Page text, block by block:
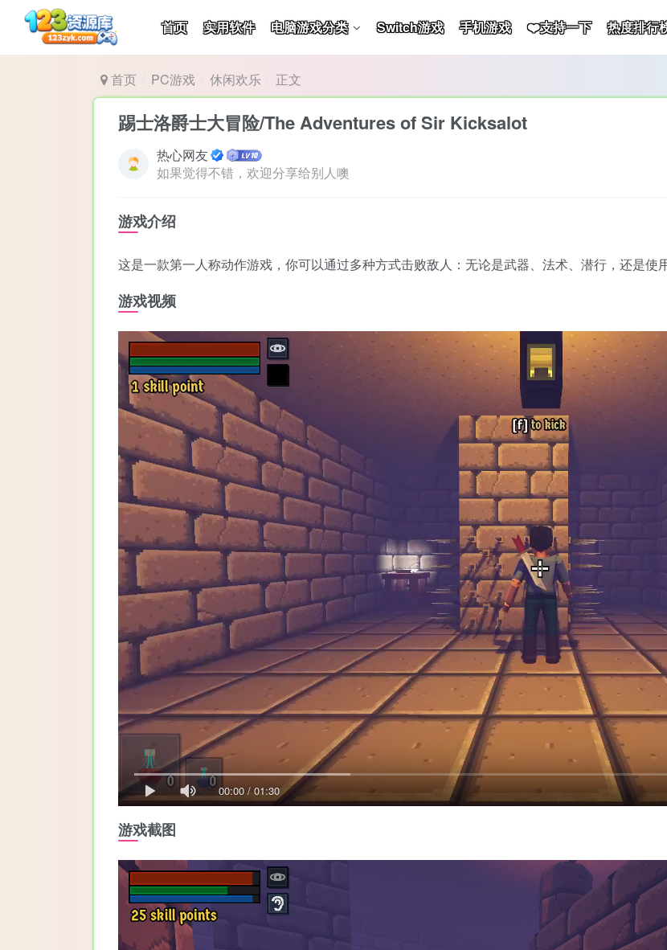
首页 实用软件 电脑游戏分类 Switch游戏 手机游戏 ❤️支持一下 热度排行
首页 PC游戏 休闲欢乐 正文
踢士洛爵士大冒险/The Adventures of Sir Kicksalot
热心网友
如果觉得不错，欢迎分享给别人噢
游戏介绍
这是一款第一人称动作游戏，你可以通过多种方式击败敌人：无论是武器、法术、潜行，还是使
游戏视频
00:00 / 01:30
游戏截图